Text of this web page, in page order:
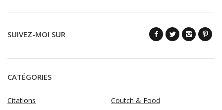
SUIVEZ-MOI SUR
CATÉGORIES
Citations
Coutch & Food